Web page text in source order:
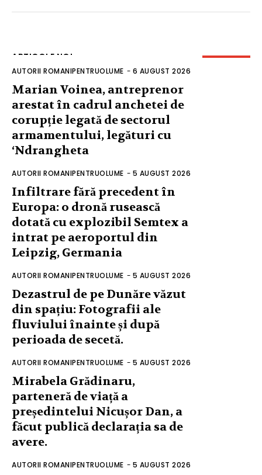
ARTICOLE NOI
AUTORII ROMANIPENTRUOLUME - 6 AUGUST 2026
Marian Voinea, antreprenor
arestat în cadrul anchetei de
corupție legată de sectorul
armamentului, legături cu
‘Ndrangheta
AUTORII ROMANIPENTRUOLUME - 5 AUGUST 2026
Infiltrare fără precedent în
Europa: o dronă rusească
dotată cu explozibil Semtex a
intrat pe aeroportul din
Leipzig, Germania
AUTORII ROMANIPENTRUOLUME - 5 AUGUST 2026
Dezastrul de pe Dunăre văzut
din spațiu: Fotografii ale
fluviului înainte și după
perioada de secetă.
AUTORII ROMANIPENTRUOLUME - 5 AUGUST 2026
Mirabela Grădinaru,
parteneră de viață a
președintelui Nicușor Dan, a
făcut publică declarația sa de
avere.
AUTORII ROMANIPENTRUOLUME - 5 AUGUST 2026